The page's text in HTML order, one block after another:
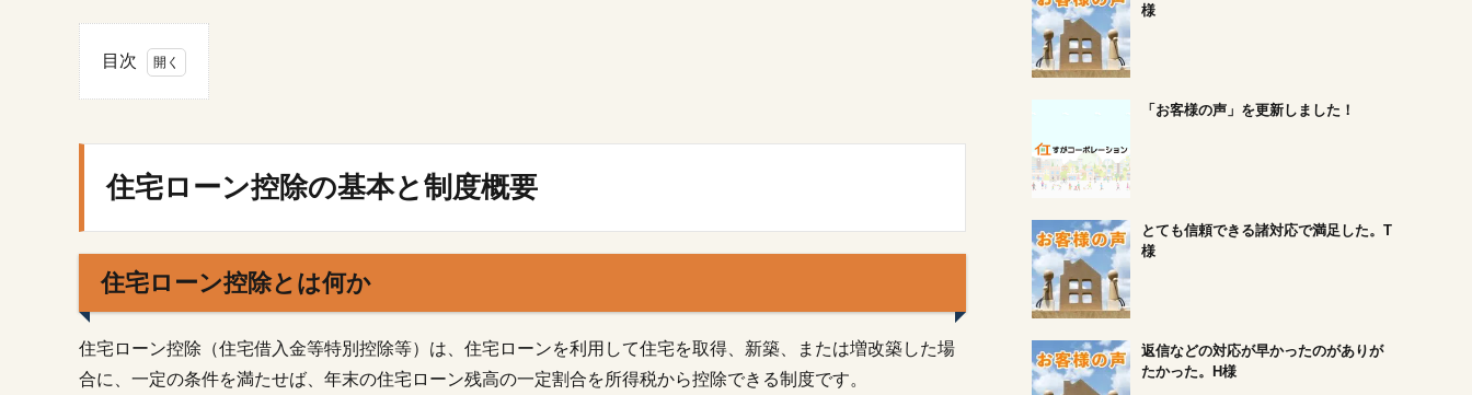
目次
1.
宅
ロ
ー
の
基
と
制
住宅ローン控除の基本と制度概要
住宅ローン控除とは何か
住宅ローン控除（住宅借入金等特別控除等）は、住宅ローンを利用して住宅を取得、新築、または増改築した場
合に、一定の条件を満たせば、年末の住宅ローン残高の一定割合を所得税から控除できる制度です。
様
「お客様の声」を更新しました！
とても信頼できる諸対応で満足した。T
様
返信などの対応が早かったのがありが
たかった。H様